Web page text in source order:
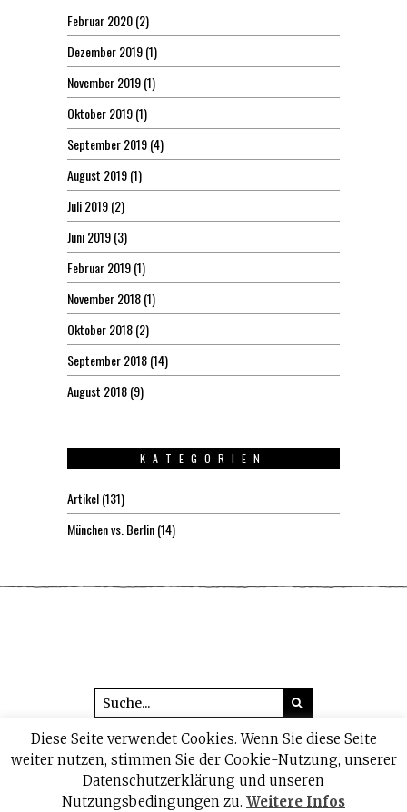
Februar 2020(2)
Dezember 2019(1)
November 2019(1)
Oktober 2019(1)
September 2019(4)
August 2019(1)
Juli 2019(2)
Juni 2019(3)
Februar 2019(1)
November 2018(1)
Oktober 2018(2)
September 2018(14)
August 2018(9)
KATEGORIEN
Artikel(131)
München vs. Berlin(14)
© 2026 headline1.de
IMPRESSUM DATENSCHUTZ
Diese Seite verwendet Cookies. Wenn Sie diese Seite
weiter nutzen, stimmen Sie der Cookie-Nutzung, unserer
Datenschutzerklärung und unseren
Nutzungsbedingungen zu. Weitere Infos